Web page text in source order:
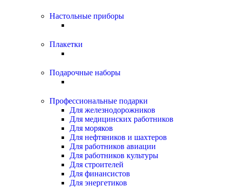
Настольные приборы
Плакетки
Подарочные наборы
Профессиональные подарки
Для железнодорожников
Для медицинских работников
Для моряков
Для нефтяников и шахтеров
Для работников авиации
Для работников культуры
Для строителей
Для финансистов
Для энергетиков